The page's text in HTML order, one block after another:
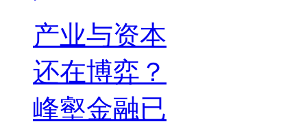
产业与资本
还在博弈？
峰壑金融已